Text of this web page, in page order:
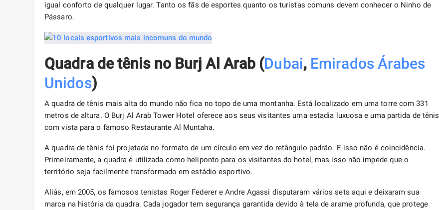
igual conforto de qualquer lugar. Tanto os fãs de esportes quanto os turistas comuns devem conhecer o Ninho de
Pássaro.
Quadra de tênis no Burj Al Arab (Dubai, Emirados Árabes
Unidos)
A quadra de tênis mais alta do mundo não fica no topo de uma montanha. Está localizado em uma torre com 331
metros de altura. O Burj Al Arab Tower Hotel oferece aos seus visitantes uma estadia luxuosa e uma partida de tênis
com vista para o famoso Restaurante Al Muntaha.
A quadra de tênis foi projetada no formato de um círculo em vez do retângulo padrão. E isso não é coincidência.
Primeiramente, a quadra é utilizada como heliponto para os visitantes do hotel, mas isso não impede que o
território seja facilmente transformado em estádio esportivo.
Aliás, em 2005, os famosos tenistas Roger Federer e Andre Agassi disputaram vários sets aqui e deixaram sua
marca na história da quadra. Cada jogador tem segurança garantida devido à tela de arame profunda, que protege